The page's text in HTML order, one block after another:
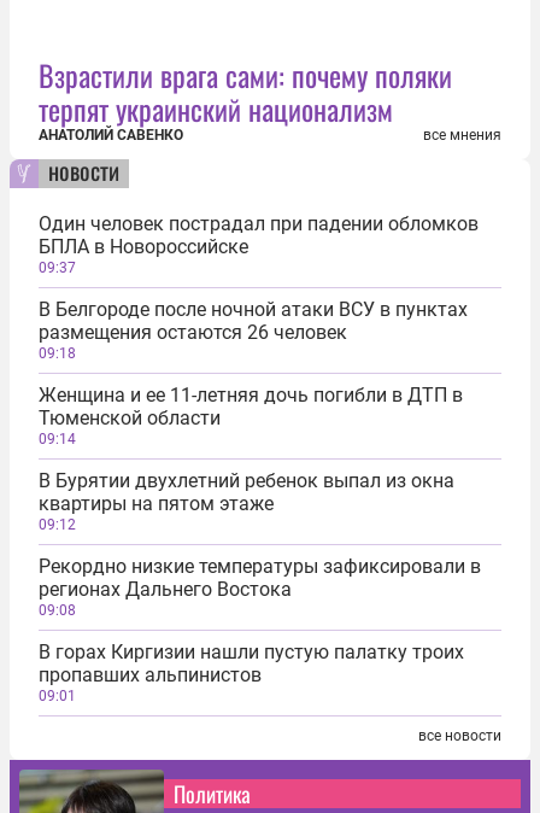
Взрастили врага сами: почему поляки
терпят украинский национализм
АНАТОЛИЙ САВЕНКО все мнения
новости
Один человек пострадал при падении обломков
БПЛА в Новороссийске
09:37
В Белгороде после ночной атаки ВСУ в пунктах
размещения остаются 26 человек
09:18
Женщина и ее 11-летняя дочь погибли в ДТП в
Тюменской области
09:14
В Бурятии двухлетний ребенок выпал из окна
квартиры на пятом этаже
09:12
Рекордно низкие температуры зафиксировали в
регионах Дальнего Востока
09:08
В горах Киргизии нашли пустую палатку троих
пропавших альпинистов
09:01
все новости
Политика